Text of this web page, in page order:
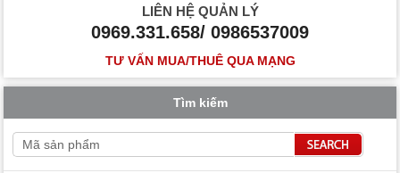
LIÊN HỆ QUẢN LÝ
0969.331.658/ 0986537009
TƯ VẤN MUA/THUÊ QUA MẠNG
Tìm kiếm